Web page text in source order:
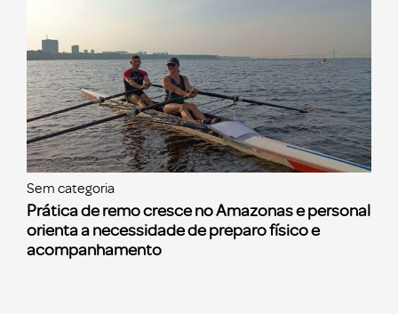
Sem categoria
Prática de remo cresce no Amazonas e personal
orienta a necessidade de preparo físico e
acompanhamento